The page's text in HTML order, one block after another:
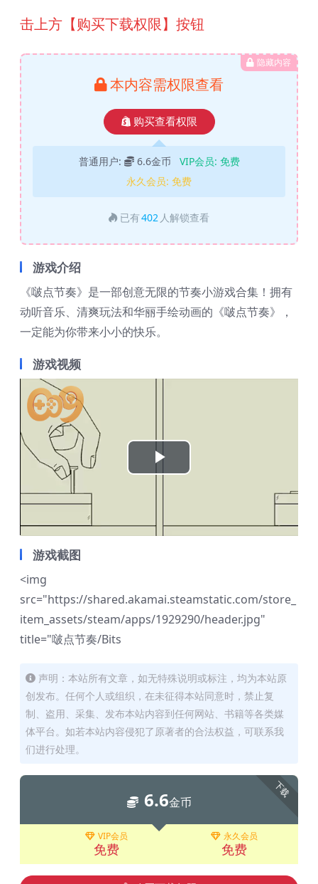
击上方【购买下载权限】按钮
隐藏内容
本内容需权限查看
购买查看权限
普通用户: 6.6金币 VIP会员: 免费
永久会员: 免费
已有402 人解锁查看
游戏介绍
《啵点节奏》是一部创意无限的节奏小游戏合集！拥有
动听音乐、清爽玩法和华丽手绘动画的《啵点节奏》，
一定能为你带来小小的快乐。
游戏视频
Play
游戏截图
<img
src="https://shared.akamai.steamstatic.com/store_
item_assets/steam/apps/1929290/header.jpg"
title="啵点节奏/Bits
声明：本站所有文章，如无特殊说明或标注，均为本站原
创发布。任何个人或组织，在未征得本站同意时，禁止复
制、盗用、采集、发布本站内容到任何网站、书籍等各类媒
体平台。如若本站内容侵犯了原著者的合法权益，可联系我
们进行处理。
下载
6.6金币
VIP会员
免费
永久会员
免费